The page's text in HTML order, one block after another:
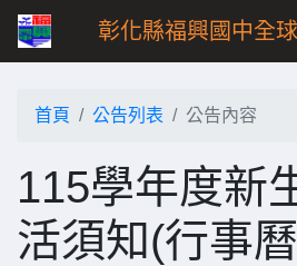
彰化縣福興國中全
首頁 公告列表 公告內容
115學年度新
活須知(行事